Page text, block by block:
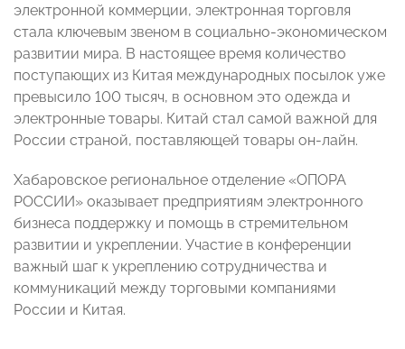
электронной коммерции, электронная торговля
стала ключевым звеном в социально-экономическом
развитии мира. В настоящее время количество
поступающих из Китая международных посылок уже
превысило 100 тысяч, в основном это одежда и
электронные товары. Китай стал самой важной для
России страной, поставляющей товары он-лайн.
Хабаровское региональное отделение «ОПОРА
РОССИИ» оказывает предприятиям электронного
бизнеса поддержку и помощь в стремительном
развитии и укреплении. Участие в конференции
важный шаг к укреплению сотрудничества и
коммуникаций между торговыми компаниями
России и Китая.